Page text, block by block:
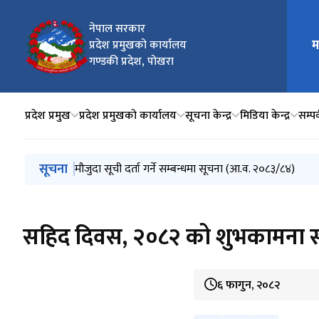
नेपाल सरकार
प्रदेश प्रमुखको कार्यालय
गण्डकी प्रदेश, पोखरा
मुख्य
प्रदेश प्रमुख प्रदेश प्रमुखको कार्यालय सूचना केन्द्र मिडिया केन्द्र
मुख्य नेभिगेसनमा जानुहोस्
सूचना प्रदेश सभाको अधिवेशन आह्वान
धरौटी रकम राजस्व दाखिला (सदरस्याहा) एवं धरौटी रकम
२५७० औं बुद्धजयन्ती र उभौली पर्वको शुभकामना
मुस्लिम आयोगको सातौै वार्षिक प्रतिवेदन, २०८१/८२ पेश
मौजुदा सूची दर्ता गर्ने सम्बन्धमा सूचना (आ.व. २०८३/८४)
सहिद दिवस, २०८२ को शुभकामना
६ फागुन, २०८२